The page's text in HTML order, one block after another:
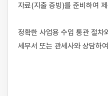
자료(지출 증빙)를 준비하여
정확한 사업용 수입 통관 절차
세무서 또는 관세사와 상담하